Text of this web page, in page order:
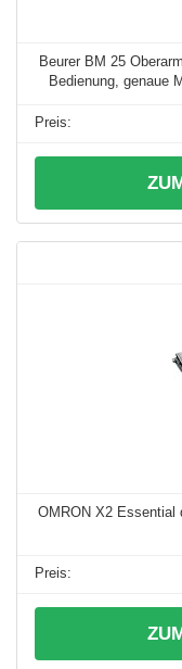
Beurer BM 25
Bedienung, genaue
OMRON X2 Essential